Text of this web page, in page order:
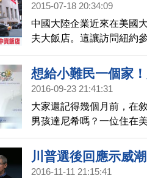
2015-07-18 20:34:09
中國大陸企業近來在美國
夫大飯店。這讓訪問紐約
棄中資飯店華爾道夫。原
想給小難民一個家
2016-09-23 21:41:31
大家還記得幾個月前，在
男孩達尼希嗎？一位住在
親自寫了一封信給美國總
一個家。
川普選後回應示威
2016-11-11 21:15:41